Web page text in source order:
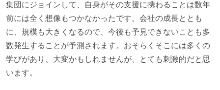
集団にジョインして、自身がその支援に携わることは数年
前には全く想像もつかなかったです。会社の成長ととも
に、規模も大きくなるので、今後も予見できないことも多
数発生することが予測されます。おそらくそこには多くの
学びがあり、大変かもしれませんが、とても刺激的だと思
います。